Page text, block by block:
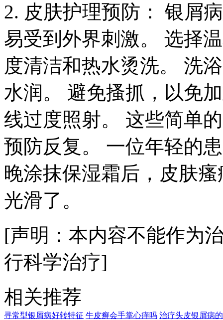
2. 皮肤护理预防： 银屑
易受到外界刺激。 选择
度清洁和热水烫洗。 洗
水润。 避免搔抓，以免
线过度照射。 这些简单
预防反复。 一位年轻的
晚涂抹保湿霜后，皮肤
光滑了。
[声明：本内容不能作为
行科学治疗]
相关推荐
寻常型银屑病好转特征 牛皮癣会手掌心痒吗 治疗头皮银屑病